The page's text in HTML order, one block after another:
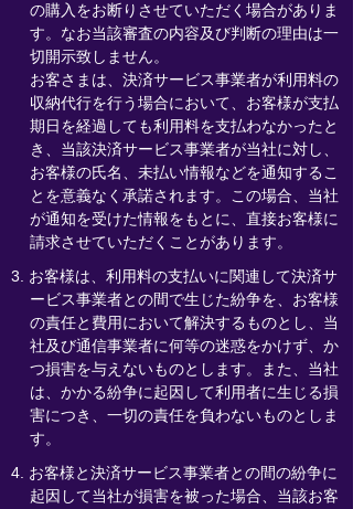
の購入をお断りさせていただく場合がありま
す。なお当該審査の内容及び判断の理由は一
切開示致しません。
お客さまは、決済サービス事業者が利用料の
収納代行を行う場合において、お客様が支払
期日を経過しても利用料を支払わなかったと
き、当該決済サービス事業者が当社に対し、
お客様の氏名、未払い情報などを通知するこ
とを意義なく承諾されます。この場合、当社
が通知を受けた情報をもとに、直接お客様に
請求させていただくことがあります。
3. お客様は、利用料の支払いに関連して決済サ
ービス事業者との間で生じた紛争を、お客様
の責任と費用において解決するものとし、当
社及び通信事業者に何等の迷惑をかけず、か
つ損害を与えないものとします。また、当社
は、かかる紛争に起因して利用者に生じる損
害につき、一切の責任を負わないものとしま
す。
4. お客様と決済サービス事業者との間の紛争に
起因して当社が損害を被った場合、当該お客